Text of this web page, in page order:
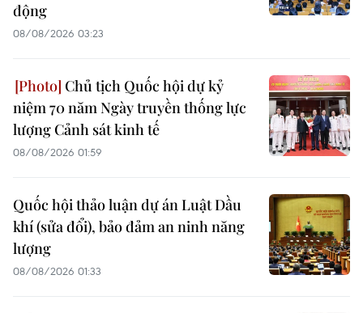
động
08/08/2026 03:23
Chủ tịch Quốc hội dự kỷ
niệm 70 năm Ngày truyền thống lực
lượng Cảnh sát kinh tế
08/08/2026 01:59
Quốc hội thảo luận dự án Luật Dầu
khí (sửa đổi), bảo đảm an ninh năng
lượng
08/08/2026 01:33